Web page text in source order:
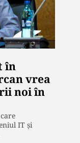
în
vrea
noi în
IT şi